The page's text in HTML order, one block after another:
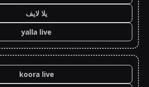
يلا لايف
yalla live
koora live